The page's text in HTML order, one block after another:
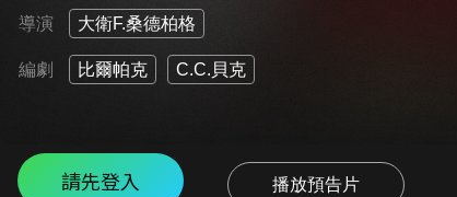
導演 大衛F.桑德柏格
編劇 比爾帕克 C.C.貝克
請先登入 播放預告片